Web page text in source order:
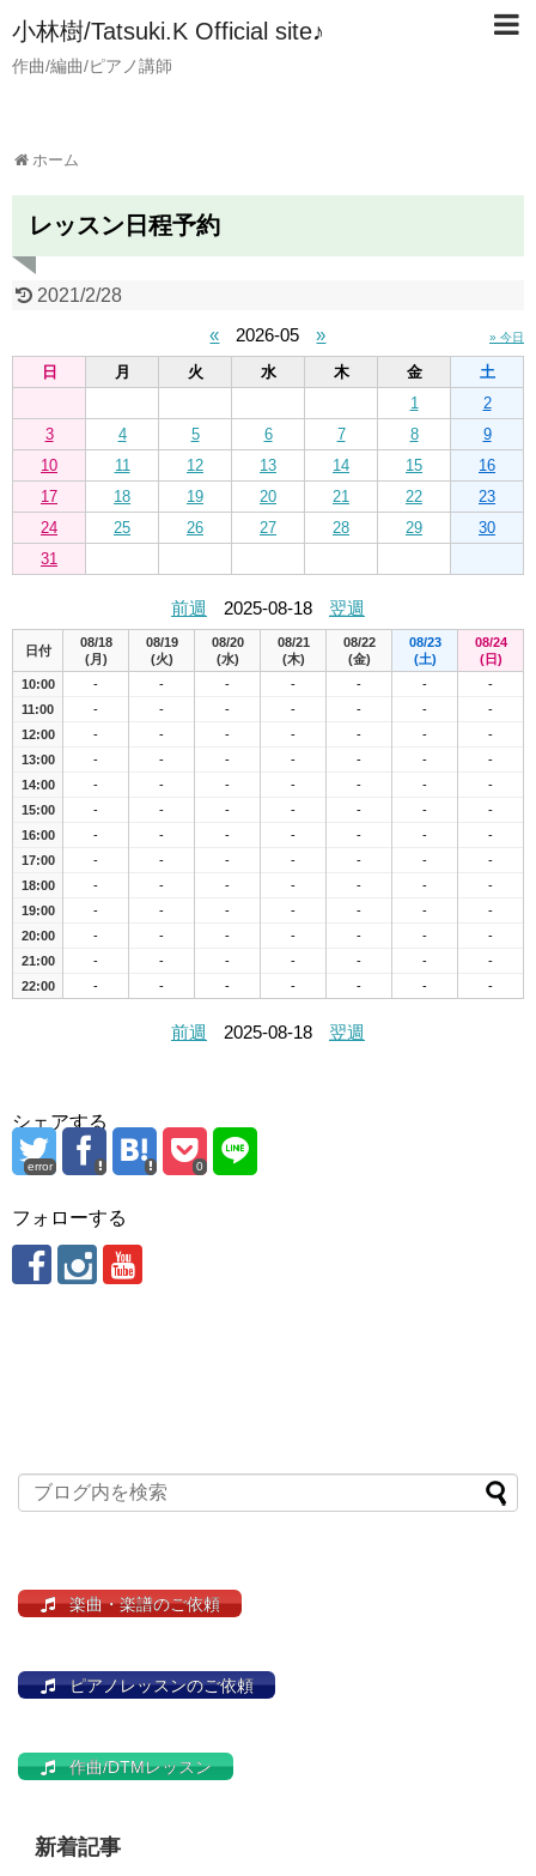
小林樹/Tatsuki.K Official site♪
作曲/編曲/ピアノ講師
ホーム
レッスン日程予約
2021/2/28
«
2026-05 » » 今日
日 月 火 水 木 金
土
1
2
3
4 5 6 7 8
9
10
11 12 13 14 15
16
17
18 19 20 21 22
23
24
25 26 27 28 29
30
31
前週 2025-08-18 翌週
日付
08/18
(月)
08/19
(火)
08/20
(水)
08/21
(木)
08/22
(金)
08/23
(土)
08/24
(日)
10:00
- - - - - -
-
11:00
- - - - - -
-
12:00
- - - - - -
-
13:00
- - - - - -
-
14:00
- - - - - -
-
15:00
- - - - - -
-
16:00
- - - - - -
-
17:00
- - - - - -
-
18:00
- - - - - -
-
19:00
- - - - - -
-
20:00
- - - - - -
-
21:00
- - - - - -
-
22:00
- - - - - - -
前週 2025-08-18 翌週
シェアする
error 0
フォローする
楽曲・楽譜のご依頼
ピアノレッスンのご依頼
作曲/DTMレッスン
新着記事